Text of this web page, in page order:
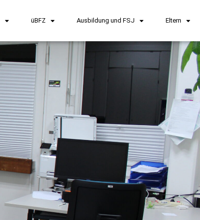
üBFZ Ausbildung und FSJ Eltern